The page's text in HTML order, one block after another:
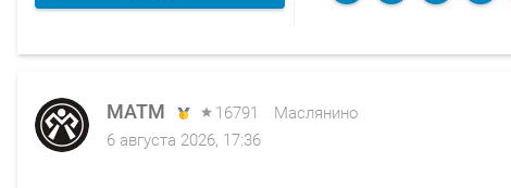
MATM 16791
Маслянино
6 августа 2026, 17:36